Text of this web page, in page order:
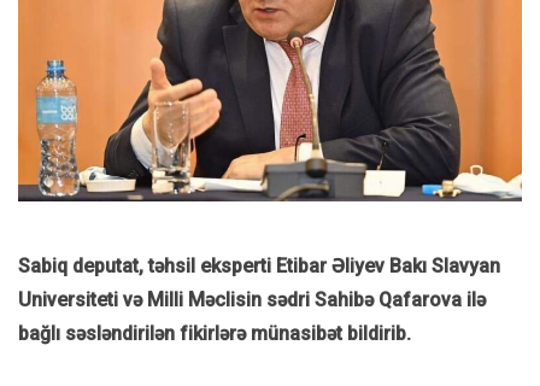
Sabiq deputat, təhsil eksperti Etibar Əliyev Bakı Slavyan
Universiteti və Milli Məclisin sədri Sahibə Qafarova ilə
bağlı səsləndirilən fikirlərə münasibət bildirib.